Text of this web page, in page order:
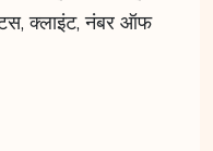
क्लाइंट, नंबर ऑफ